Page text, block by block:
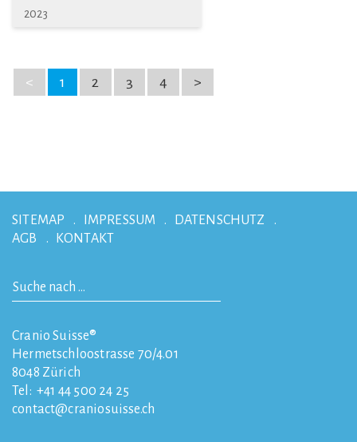
2023
< 1 2 3 4 >
SITEMAP IMPRESSUM
DATENSCHUTZ
AGB
KONTAKT
Cranio Suisse®
Hermetschloostrasse 70/4.01
8048 Zürich
Tel: +41 44 500 24 25
contact
craniosuisse.ch